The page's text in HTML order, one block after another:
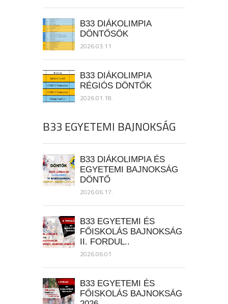
B33 DIÁKOLIMPIA
DÖNTŐSÖK
2026.03.11.
B33 DIÁKOLIMPIA
RÉGIÓS DÖNTŐK
2026.01.18.
B33 EGYETEMI BAJNOKSÁG
B33 DIÁKOLIMPIA ÉS
EGYETEMI BAJNOKSÁG
DÖNTŐ
2026.06.17.
B33 EGYETEMI ÉS
FŐISKOLÁS BAJNOKSÁG
II. FORDUL..
2026.06.01.
B33 EGYETEMI ÉS
FŐISKOLÁS BAJNOKSÁG